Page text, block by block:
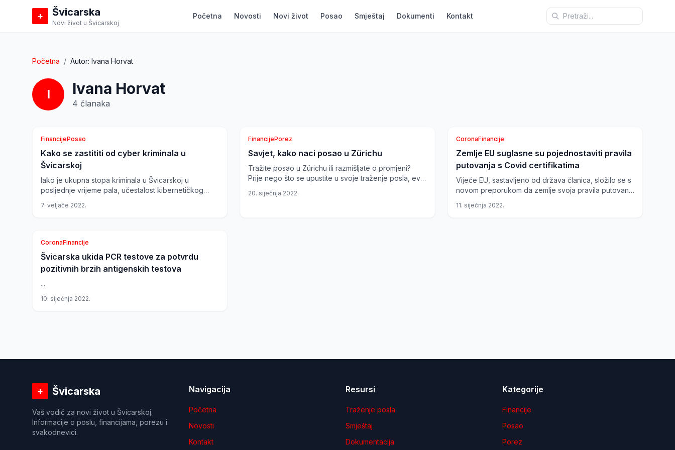
+ Švicarska
Novi život u Švicarskoj
Početna Novosti Novi život Posao Smještaj Dokumenti Kontakt
Početna / Autor: Ivana Horvat
I Ivana Horvat
4 članaka
Švicarska
FinancijePosao
Kako se zastititi od cyber kriminala u
Švicarskoj
Iako je ukupna stopa kriminala u Švicarskoj u
posljednje vrijeme pala, učestalost kibernetičkog
tvrtki koje...
7. veljače 2022.
FinancijePorez
Savjet, kako naci posao u Zürichu
Tražite posao u Zürichu ili razmišljate o promjeni?
Prije nego što se upustite u svoje traženje posla, evo
20. siječnja 2022.
Švicarska
CoronaFinancije
Zemlje EU suglasne su pojednostaviti pravila
putovanja s Covid certifikatima
Vijeće EU, sastavljeno od država članica, složilo se s
novom preporukom da zemlje svoja pravila putovanja
11. siječnja 2022.
Švicarska
CoronaFinancije
Švicarska ukida PCR testove za potvrdu
pozitivnih brzih antigenskih testova
...
10. siječnja 2022.
+ Švicarska
Vaš vodič za novi život u Švicarskoj.
Informacije o poslu, financijama, porezu i
svakodnevici.
Navigacija
Početna
Novosti
Kontakt
Resursi
Traženje posla
Smještaj
Dokumentacija
Kategorije
Financije
Posao
Porez